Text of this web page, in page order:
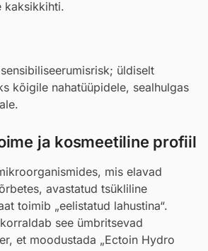
kaksikkihti.
üldiselt
kõigile nahatüüpidele, sealhulgas
ja kosmeetiline profiil
mis elavad
avastatud tsükliline
toimib „eelistatud lahustina“.
see ümbritsevad
et moodustada „Ectoin Hydro